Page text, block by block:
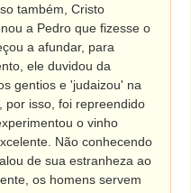
também, Cristo
a Pedro que fizesse o
a afundar, para
ele duvidou da
gentios e 'judaizou' na
por isso, foi repreendido
o vinho
Não conhecendo
de sua estranheza ao
os homens servem